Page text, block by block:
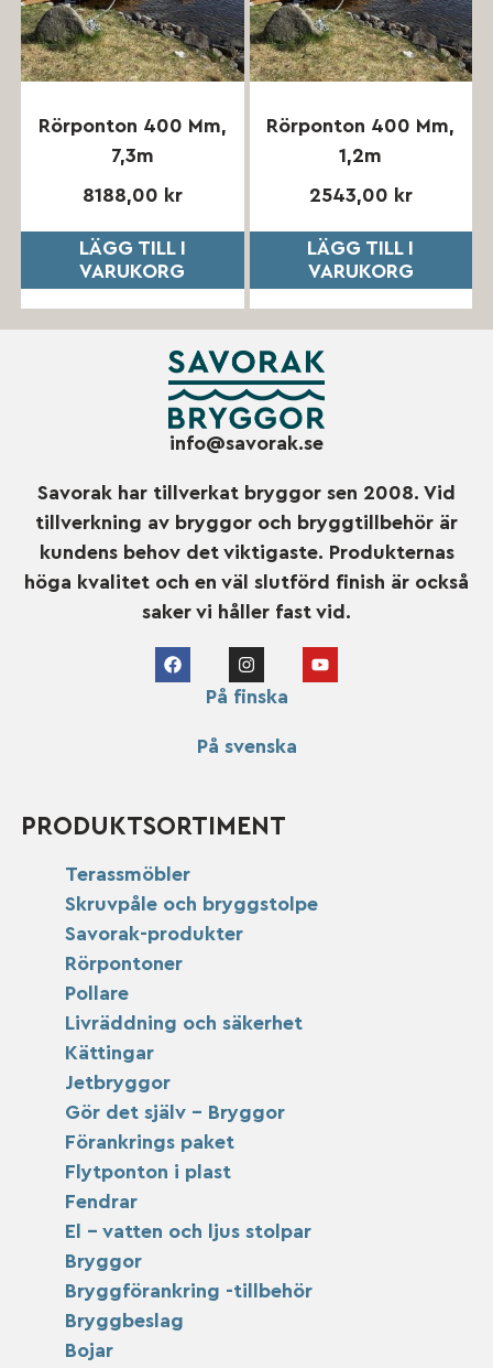
Rörponton 400 Mm,
7,3m
8188,00 kr
LÄGG TILL I
VARUKORG
Rörponton 400 Mm,
1,2m
2543,00 kr
LÄGG TILL I
VARUKORG
info@savorak.se
Savorak har tillverkat bryggor sen 2008. Vid
tillverkning av bryggor och bryggtillbehör är
kundens behov det viktigaste. Produkternas
höga kvalitet och en väl slutförd finish är också
saker vi håller fast vid.
På finska
På svenska
PRODUKTSORTIMENT
Terassmöbler
Skruvpåle och bryggstolpe
Savorak-produkter
Rörpontoner
Pollare
Livräddning och säkerhet
Kättingar
Jetbryggor
Gör det själv – Bryggor
Förankrings paket
Flytponton i plast
Fendrar
El – vatten och ljus stolpar
Bryggor
Bryggförankring -tillbehör
Bryggbeslag
Bojar